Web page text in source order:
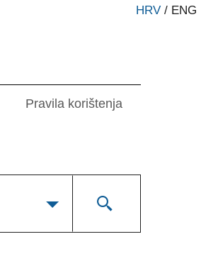
HRV / ENG
Pravila korištenja